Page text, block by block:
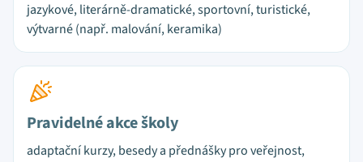
jazykové, literárně-dramatické, sportovní, turistické,
výtvarné (např. malování, keramika)
Pravidelné akce školy
adaptační kurzy, besedy a přednášky pro veřejnost,